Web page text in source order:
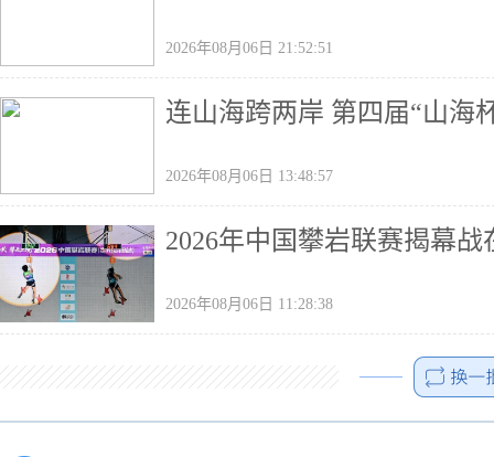
2026年08月06日 21:52:51
连山海跨两岸 第四届“山海
2026年08月06日 13:48:57
2026年中国攀岩联赛揭幕
2026年08月06日 11:28:38